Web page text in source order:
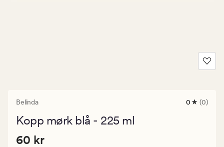
Belinda
0
0 (0)
Kopp mørk blå - 225 ml
Pris
Pris 60 kr
60 kr